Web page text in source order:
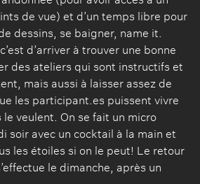
de vue) et d’un temps libre pour
dessins, se baigner, name it.
d’arriver à trouver une bonne
des ateliers qui sont instructifs et
mais aussi à laisser assez de
les participant.es puissent vivre
le veulent. On se fait un micro
soir avec un cocktail à la main et
les étoiles si on le peut! Le retour
le dimanche, après un